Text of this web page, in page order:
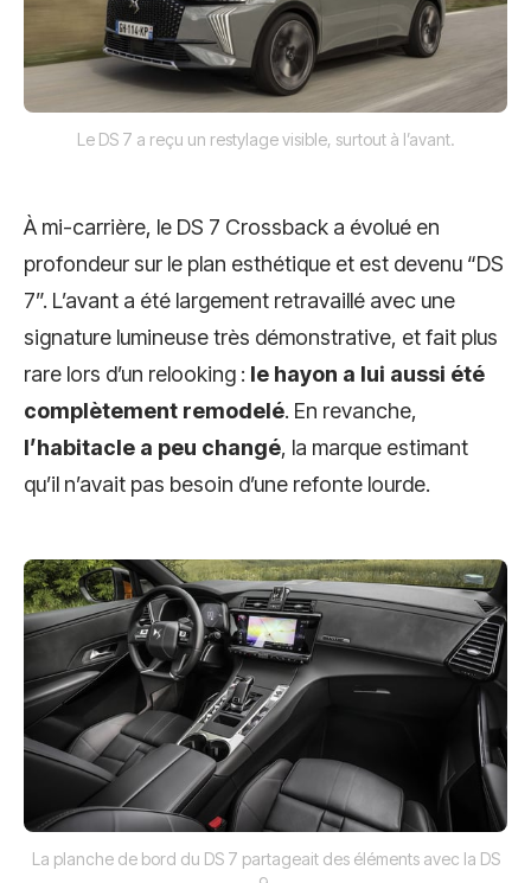
Le DS 7 a reçu un restylage visible, surtout à l’avant.
À mi-carrière, le DS 7 Crossback a évolué en
profondeur sur le plan esthétique et est devenu “DS
7”. L’avant a été largement retravaillé avec une
signature lumineuse très démonstrative, et fait plus
rare lors d’un relooking : le hayon a lui aussi été
complètement remodelé. En revanche,
l’habitacle a peu changé, la marque estimant
qu’il n’avait pas besoin d’une refonte lourde.
La planche de bord du DS 7 partageait des éléments avec la DS